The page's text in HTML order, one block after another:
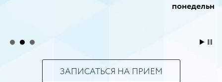
ЗАПИСАТЬСЯ НА ПРИЕМ